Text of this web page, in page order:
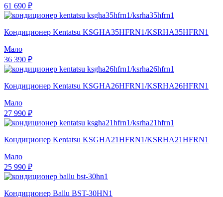
61 690 ₽
Кондиционер Kentatsu KSGHA35HFRN1/KSRHA35HFRN1
Мало
36 390 ₽
Кондиционер Kentatsu KSGHA26HFRN1/KSRHA26HFRN1
Мало
27 990 ₽
Кондиционер Kentatsu KSGHA21HFRN1/KSRHA21HFRN1
Мало
25 990 ₽
Кондиционер Ballu BST-30HN1